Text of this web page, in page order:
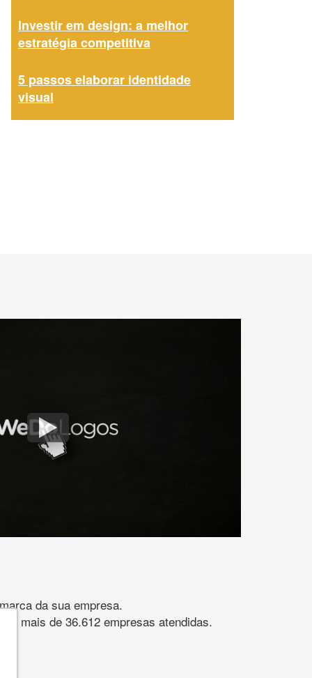
Investir em design: a melhor
estratégia competitiva
5 passos elaborar identidade
visual
da sua empresa.
mais de 36.612 empresas atendidas.